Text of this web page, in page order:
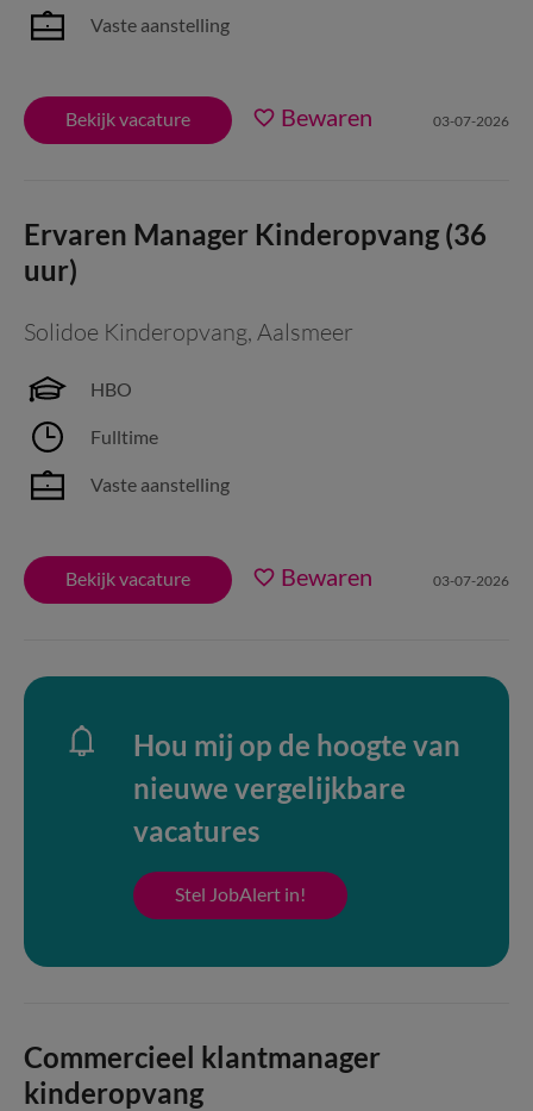
Vaste aanstelling
Bekijk vacature Bewaren 03-07-2026
Ervaren Manager Kinderopvang (36
uur)
Solidoe Kinderopvang, Aalsmeer
HBO
Fulltime
Vaste aanstelling
Bekijk vacature Bewaren 03-07-2026
Hou mij op de hoogte van
nieuwe vergelijkbare
vacatures
Stel JobAlert in!
Commercieel klantmanager
kinderopvang